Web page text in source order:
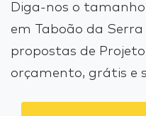
Diga-nos o
em Taboão da
propostas de
orçamento, grátis e